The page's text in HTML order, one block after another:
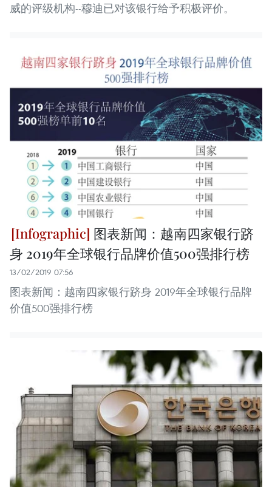
威的评级机构--穆迪已对该银行给予积极评价。
图表新闻：越南四家银行跻
身 2019年全球银行品牌价值500强排行榜
13/02/2019 07:56
图表新闻：越南四家银行跻身 2019年全球银行品牌
价值500强排行榜